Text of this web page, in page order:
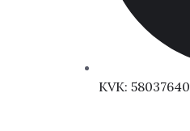
KVK: 58037640